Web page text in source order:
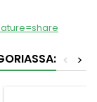
>
<